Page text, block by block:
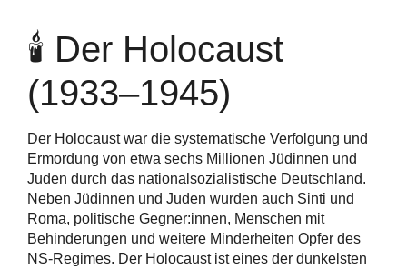
🕯️ Der Holocaust
(1933–1945)
Der Holocaust war die systematische Verfolgung und
Ermordung von etwa sechs Millionen Jüdinnen und
Juden durch das nationalsozialistische Deutschland.
Neben Jüdinnen und Juden wurden auch Sinti und
Roma, politische Gegner:innen, Menschen mit
Behinderungen und weitere Minderheiten Opfer des
NS-Regimes. Der Holocaust ist eines der dunkelsten